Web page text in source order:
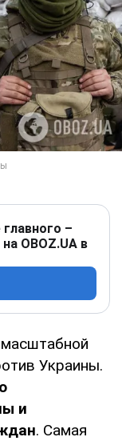
–
OBOZ.UA в
Украины.
и
. Самая